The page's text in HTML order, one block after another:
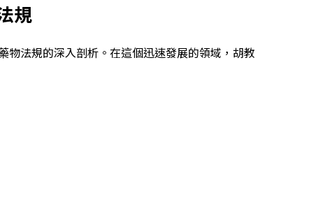
規
法規的深入剖析。在這個迅速發展的領域，胡教